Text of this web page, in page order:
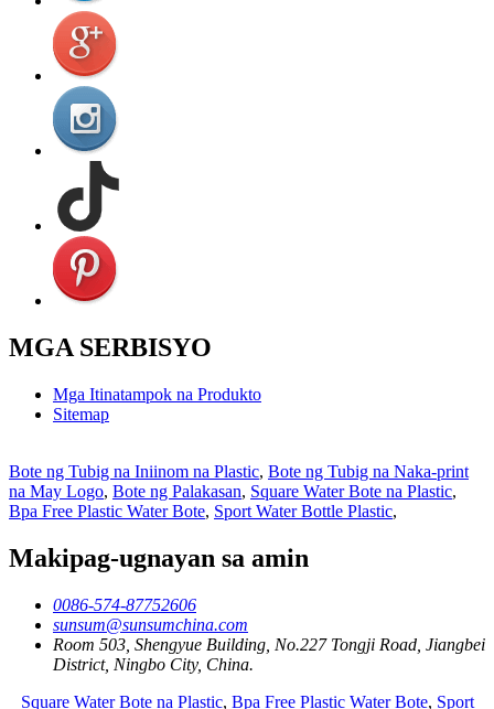
MGA SERBISYO
Mga Itinatampok na Produkto
Sitemap
Bote ng Tubig na Iniinom na Plastic, Bote ng Tubig na Naka-print
na May Logo, Bote ng Palakasan, Square Water Bote na Plastic,
Bpa Free Plastic Water Bote, Sport Water Bottle Plastic,
Makipag-ugnayan sa amin
0086-574-87752606
sunsum@sunsumchina.com
Room 503, Shengyue Building, No.227 Tongji Road, Jiangbei
District, Ningbo City, China.
Square Water Bote na Plastic, Bpa Free Plastic Water Bote, Sport